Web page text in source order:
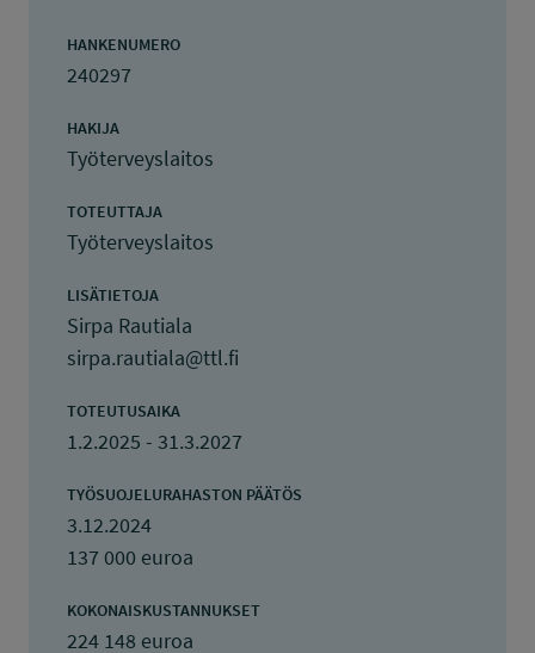
HANKENUMERO
240297
HAKIJA
Työterveyslaitos
TOTEUTTAJA
Työterveyslaitos
LISÄTIETOJA
Sirpa Rautiala
sirpa.rautiala@ttl.fi
TOTEUTUSAIKA
1.2.2025 - 31.3.2027
TYÖSUOJELURAHASTON PÄÄTÖS
3.12.2024
137 000 euroa
KOKONAISKUSTANNUKSET
224 148 euroa